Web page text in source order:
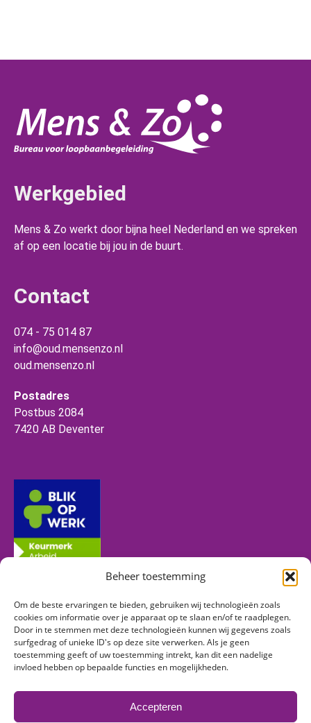
Beheer toestemming
Om de beste ervaringen te bieden, gebruiken wij technologieën zoals
cookies om informatie over je apparaat op te slaan en/of te raadplegen.
Door in te stemmen met deze technologieën kunnen wij gegevens zoals
surfgedrag of unieke ID's op deze site verwerken. Als je geen
toestemming geeft of uw toestemming intrekt, kan dit een nadelige
invloed hebben op bepaalde functies en mogelijkheden.
Accepteren
Werkgebied
Mens & Zo werkt door bijna heel Nederland en we spreken
af op een locatie bij jou in de buurt.
Contact
074 - 75 014 87
info@oud.mensenzo.nl
oud.mensenzo.nl
Postadres
Postbus 2084
7420 AB Deventer
Volg ons
Vind ons op:
Facebook
page
Linkedin
page
Instagram
page